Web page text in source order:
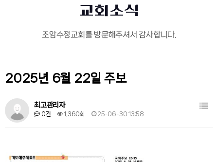
교회소식
조암수정교회를 방문해주셔서 감사합니다.
2025년 6월 22일 주보
최고관리자
0건 1,360회 25-06-30 13:58